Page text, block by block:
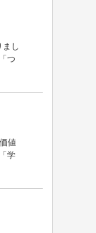
し
つ
値
学